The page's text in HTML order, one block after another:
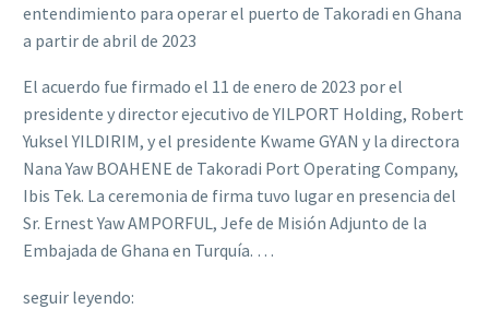
entendimiento para operar el puerto de Takoradi en Ghana
a partir de abril de 2023
El acuerdo fue firmado el 11 de enero de 2023 por el
presidente y director ejecutivo de YILPORT Holding, Robert
Yuksel YILDIRIM, y el presidente Kwame GYAN y la directora
Nana Yaw BOAHENE de Takoradi Port Operating Company,
Ibis Tek. La ceremonia de firma tuvo lugar en presencia del
Sr. Ernest Yaw AMPORFUL, Jefe de Misión Adjunto de la
Embajada de Ghana en Turquía. …
seguir leyendo: